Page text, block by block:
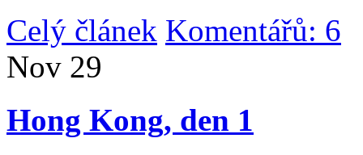
Celý článek Komentářů: 6
Nov 29
Hong Kong, den 1